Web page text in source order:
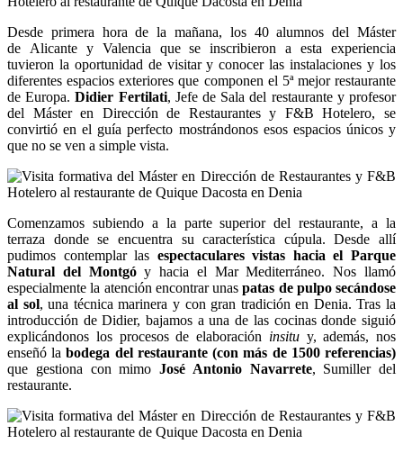
Desde primera hora de la mañana, los 40 alumnos del Máster
de Alicante y Valencia que se inscribieron a esta experiencia
tuvieron la oportunidad de visitar y conocer las instalaciones y los
diferentes espacios exteriores que componen el 5ª mejor restaurante
de Europa.Didier Fertilati, Jefe de Sala del restaurante y profesor
del Máster en Dirección de Restaurantes y F&B Hotelero, se
convirtió en el guía perfecto mostrándonos esos espacios únicos y
que no se ven a simple vista.
Comenzamos subiendo a la parte superior del restaurante, a la
terraza donde se encuentra su característica cúpula. Desde allí
pudimos contemplar las espectaculares vistas hacia el Parque
Natural del Montgóy hacia el Mar Mediterráneo. Nos llamó
especialmente la atención encontrar unaspatas de pulpo secándose
al sol, una técnica marinera y con gran tradición en Denia. Tras la
introducción de Didier, bajamos a una de las cocinas donde siguió
explicándonos los procesos de elaboración insituy, además, nos
enseñó labodega del restaurante (con más de 1500 referencias)
que gestiona con mimo José Antonio Navarrete, Sumiller del
restaurante.